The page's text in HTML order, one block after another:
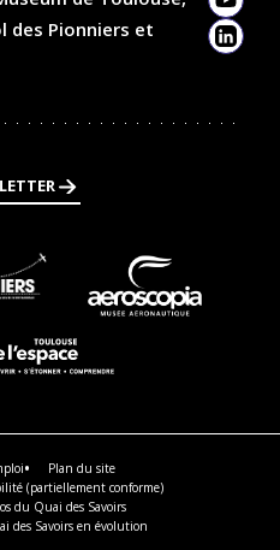
des Pionniers et
Plan du site
(partiellement conforme)
du Quai des Savoirs
des Savoirs en évolution